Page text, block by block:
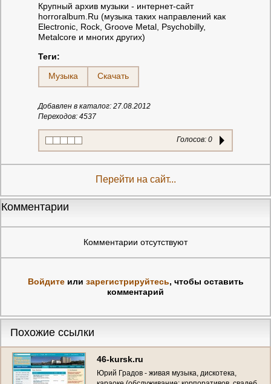
Крупный архив музыки - интернет-сайт
horroralbum.Ru (музыка таких направлений как
Electronic, Rock, Groove Metal, Psychobilly,
Metalcore и многих других)
Теги:
Музыка
Скачать
Добавлен в каталог: 27.08.2012
Переходов: 4537
Голосов: 0
Перейти на сайт...
Комментарии
Комментарии отсутствуют
Войдитеили зарегистрируйтесь, чтобы оставить
комментарий
Похожие ссылки
46-kursk.ru
Юрий Градов - живая музыка, дискотека,